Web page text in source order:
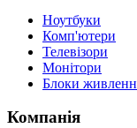
Ноутбуки
Комп'ютери
Телевізори
Монітори
Блоки
Компанія